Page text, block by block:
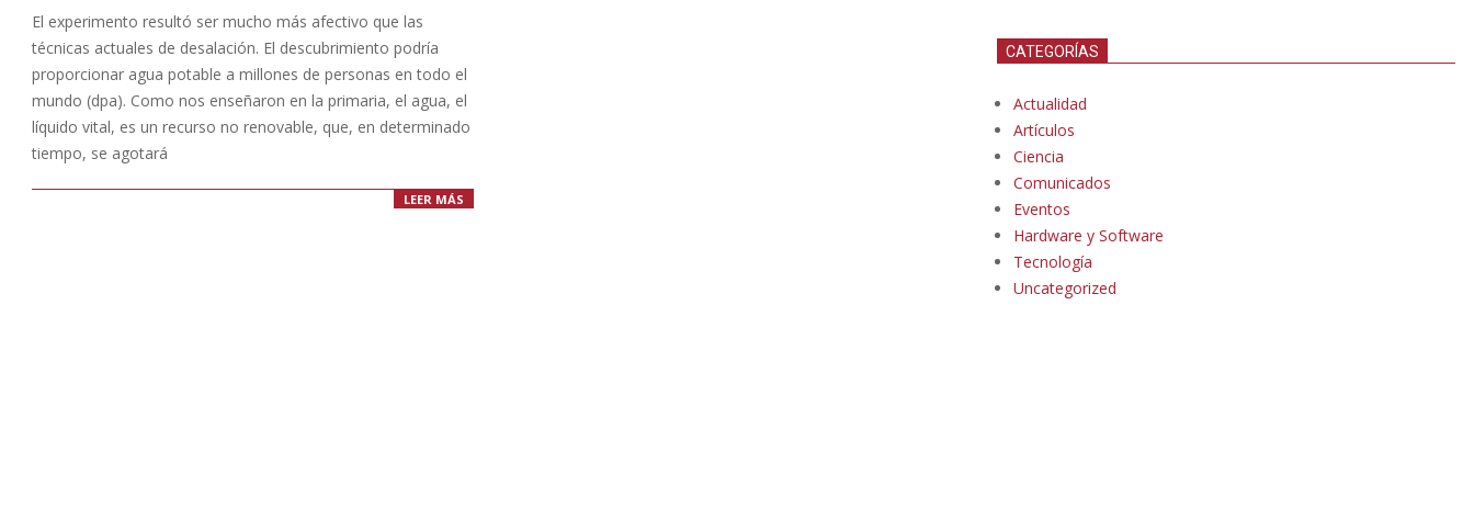
08-
12
El experimento resultó ser mucho más afectivo que las
técnicas actuales de desalación. El descubrimiento podría
proporcionar agua potable a millones de personas en todo el
mundo (dpa). Como nos enseñaron en la primaria, el agua, el
líquido vital, es un recurso no renovable, que, en determinado
tiempo, se agotará
LEER MÁS
CATEGORÍAS
Actualidad
Artículos
Ciencia
Comunicados
Eventos
Hardware y Software
Tecnología
Uncategorized